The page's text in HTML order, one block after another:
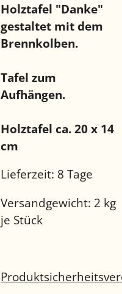
Holztafel "Danke"
gestaltet mit dem
Brennkolben.
Tafel zum
Aufhängen.
Holztafel ca. 20 x 14
cm
Lieferzeit: 8 Tage
Versandgewicht: 2 kg
je Stück